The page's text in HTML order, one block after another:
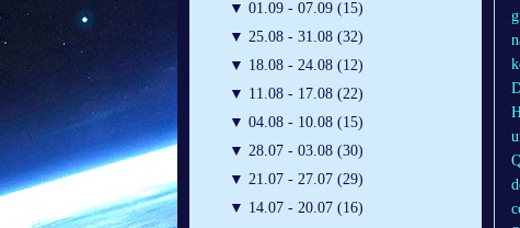
▼ 01.09 - 07.09 (15)
▼ 25.08 - 31.08 (32)
▼ 18.08 - 24.08 (12)
▼ 11.08 - 17.08 (22)
▼ 04.08 - 10.08 (15)
▼ 28.07 - 03.08 (30)
▼ 21.07 - 27.07 (29)
▼ 14.07 - 20.07 (16)